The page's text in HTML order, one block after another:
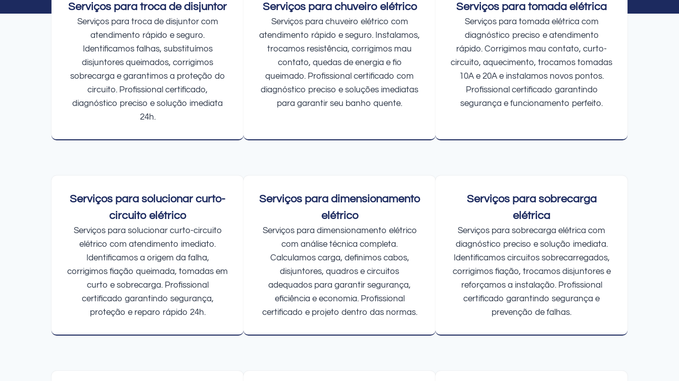
Serviços para troca de disjuntor
Serviços para troca de disjuntor com
atendimento rápido e seguro.
Identificamos falhas, substituímos
disjuntores queimados, corrigimos
sobrecarga e garantimos a proteção do
circuito. Profissional certificado,
diagnóstico preciso e solução imediata
24h.
Serviços para chuveiro elétrico
Serviços para chuveiro elétrico com
atendimento rápido e seguro. Instalamos,
trocamos resistência, corrigimos mau
contato, quedas de energia e fio
queimado. Profissional certificado com
diagnóstico preciso e soluções imediatas
para garantir seu banho quente.
Serviços para tomada elétrica
Serviços para tomada elétrica com
diagnóstico preciso e atendimento
rápido. Corrigimos mau contato, curto-
circuito, aquecimento, trocamos tomadas
10A e 20A e instalamos novos pontos.
Profissional certificado garantindo
segurança e funcionamento perfeito.
Serviços para solucionar curto-
circuito elétrico
Serviços para solucionar curto-circuito
elétrico com atendimento imediato.
Identificamos a origem da falha,
corrigimos fiação queimada, tomadas em
curto e sobrecarga. Profissional
certificado garantindo segurança,
proteção e reparo rápido 24h.
Serviços para dimensionamento
elétrico
Serviços para dimensionamento elétrico
com análise técnica completa.
Calculamos carga, definimos cabos,
disjuntores, quadros e circuitos
adequados para garantir segurança,
eficiência e economia. Profissional
certificado e projeto dentro das normas.
Serviços para sobrecarga
elétrica
Serviços para sobrecarga elétrica com
diagnóstico preciso e solução imediata.
Identificamos circuitos sobrecarregados,
corrigimos fiação, trocamos disjuntores e
reforçamos a instalação. Profissional
certificado garantindo segurança e
prevenção de falhas.